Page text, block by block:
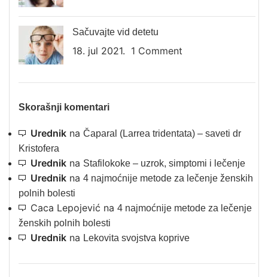
Sačuvajte vid detetu
18. jul 2021. 1 Comment
Skorašnji komentari
Urednik na Čaparal (Larrea tridentata) – saveti dr
Kristofera
Urednik na Stafilokoke – uzrok, simptomi i lečenje
Urednik na 4 najmoćnije metode za lečenje ženskih
polnih bolesti
Caca Lepojević na 4 najmoćnije metode za lečenje
ženskih polnih bolesti
Urednik na Lekovita svojstva koprive